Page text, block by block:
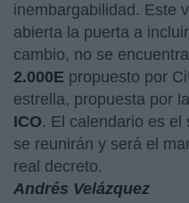
inembargabilidad. Este
abierta la puerta a
cambio, no se
2.000E propuesto por
estrella, propuesta por la
ICO. El calendario es el
se reunirán y será el
real decreto.
Andrés Velázquez